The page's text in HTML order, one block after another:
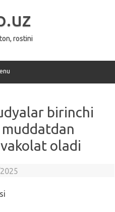
rostini
birinchi
oladi